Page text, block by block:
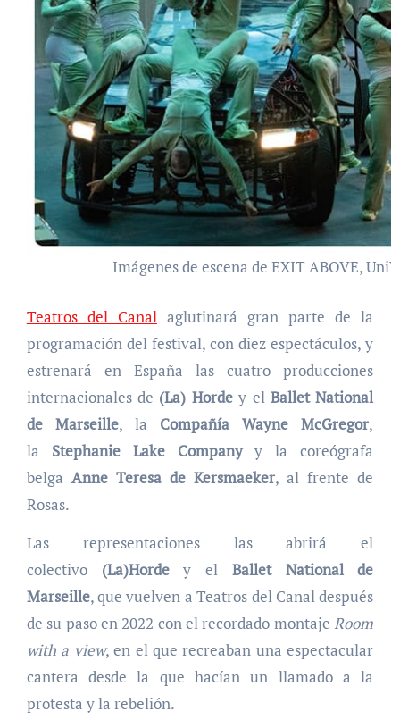
Imágenes de escena de EXIT ABOVE,
Teatros del Canalaglutinará gran parte de la
programación del festival, con diez espectáculos, y
estrenará en España las cuatro producciones
internacionales de (La) Hordey el Ballet National
de Marseille, la Compañía Wayne McGregor,
la Stephanie Lake Companyy la coreógrafa
belga Anne Teresa de Kersmaeker, al frente de
Rosas.
Las representaciones las abrirá el
colectivo (La)Hordey el Ballet National de
Marseille, que vuelven a Teatros del Canal después
de su paso en 2022 con el recordado montajeRoom
with a view, en el que recreaban una espectacular
cantera desde la que hacían un llamado a la
protesta y la rebelión.